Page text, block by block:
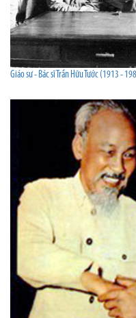
Giáo sư - Bác sĩ Trần Hữu Tước (1913 -